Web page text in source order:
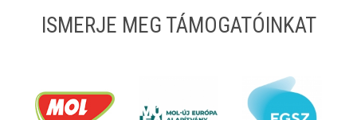
ISMERJE MEG TÁMOGATÓINKAT